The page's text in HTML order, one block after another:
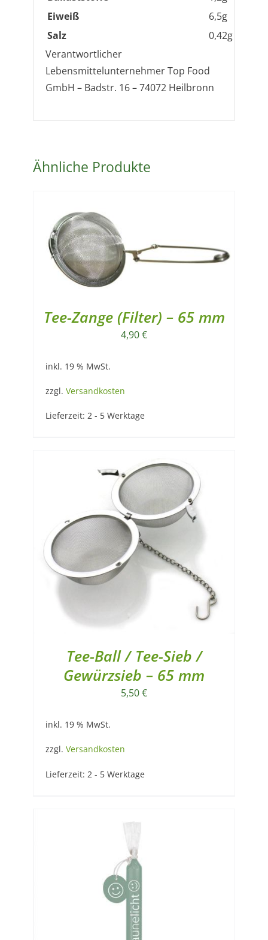
Eiweiß
6,5g
Salz
0,42g
Verantwortlicher
Lebensmittelunternehmer Top Food
GmbH – Badstr. 16 – 74072 Heilbronn
Ähnliche Produkte
Tee-Zange (Filter) – 65 mm
4,90€
inkl. 19 % MwSt.
zzgl. Versandkosten
Lieferzeit: 2 - 5 Werktage
Tee-Ball / Tee-Sieb /
Gewürzsieb – 65 mm
5,50€
inkl. 19 % MwSt.
zzgl. Versandkosten
Lieferzeit: 2 - 5 Werktage